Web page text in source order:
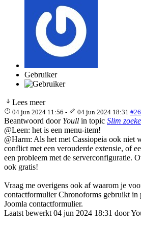
Gebruiker
Lees meer
04 jun 2024 11:56 - 04 jun 2024 18:31
Beantwoord door Youll in topic Slim
@Leen: het is een menu-item!
@Harm: Als het met Cassiopeia ook niet
conflict met een verouderde extensie, of
een probleem met de serverconfiguratie.
ook gratis!
Vraag me overigens ook af waarom je
contactformulier Chronoforms gebruikt in
Joomla contactformulier.
Laatst bewerkt 04 jun 2024 18:31 door